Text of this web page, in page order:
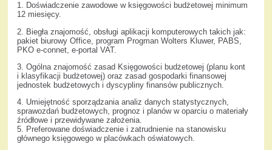
1. Doświadczenie zawodowe w księgowości budżetowej minimum
12 miesięcy.
2. Biegła znajomość, obsługi aplikacji komputerowych takich jak:
pakiet biurowy Office, program Progman Wolters Kluwer, PABS,
PKO e-connet, e-portal VAT.
3. Ogólna znajomość zasad Księgowości budżetowej (planu kont
i klasyfikacji budżetowej) oraz zasad gospodarki finansowej
jednostek budżetowych i dyscypliny finansów publicznych.
4. Umiejętność sporządzania analiz danych statystycznych,
sprawozdań budżetowych, prognoz i planów w oparciu o materiały
źródłowe i przewidywane założenia.
5. Preferowane doświadczenie i zatrudnienie na stanowisku
głównego księgowego w placówkach oświatowych.